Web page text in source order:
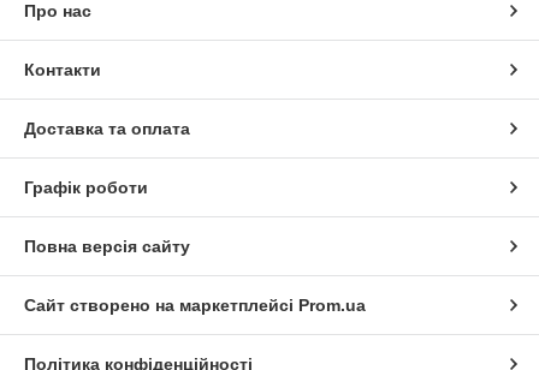
Про нас
Контакти
Доставка та оплата
Графік роботи
Повна версія сайту
Сайт створено на маркетплейсі Prom.ua
Політика конфіденційності